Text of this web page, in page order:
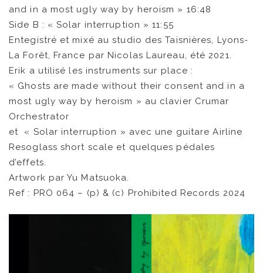
ARTISTES
CATALOGUE
VIDÉOS
KOOL BIRDS
and in a most ugly way by heroism » 16:48
Side B : « Solar interruption » 11:55
Entegistré et mixé au studio des Taisnières, Lyons-
La Forêt, France par Nicolas Laureau, été 2021.
Erik a utilisé les instruments sur place :
« Ghosts are made without their consent and in a
most ugly way by heroism » au clavier Crumar
Orchestrator
et « Solar interruption » avec une guitare Airline
Resoglass short scale et quelques pédales
d’effets.
Artwork par Yu Matsuoka.
Ref : PRO 064 – (p) & (c) Prohibited Records 2024